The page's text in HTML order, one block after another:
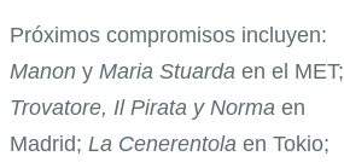
Próximos compromisos incluyen:
Manon y Maria Stuarda en el MET;
Trovatore, Il Pirata y Norma en
Madrid; La Cenerentola en Tokio;